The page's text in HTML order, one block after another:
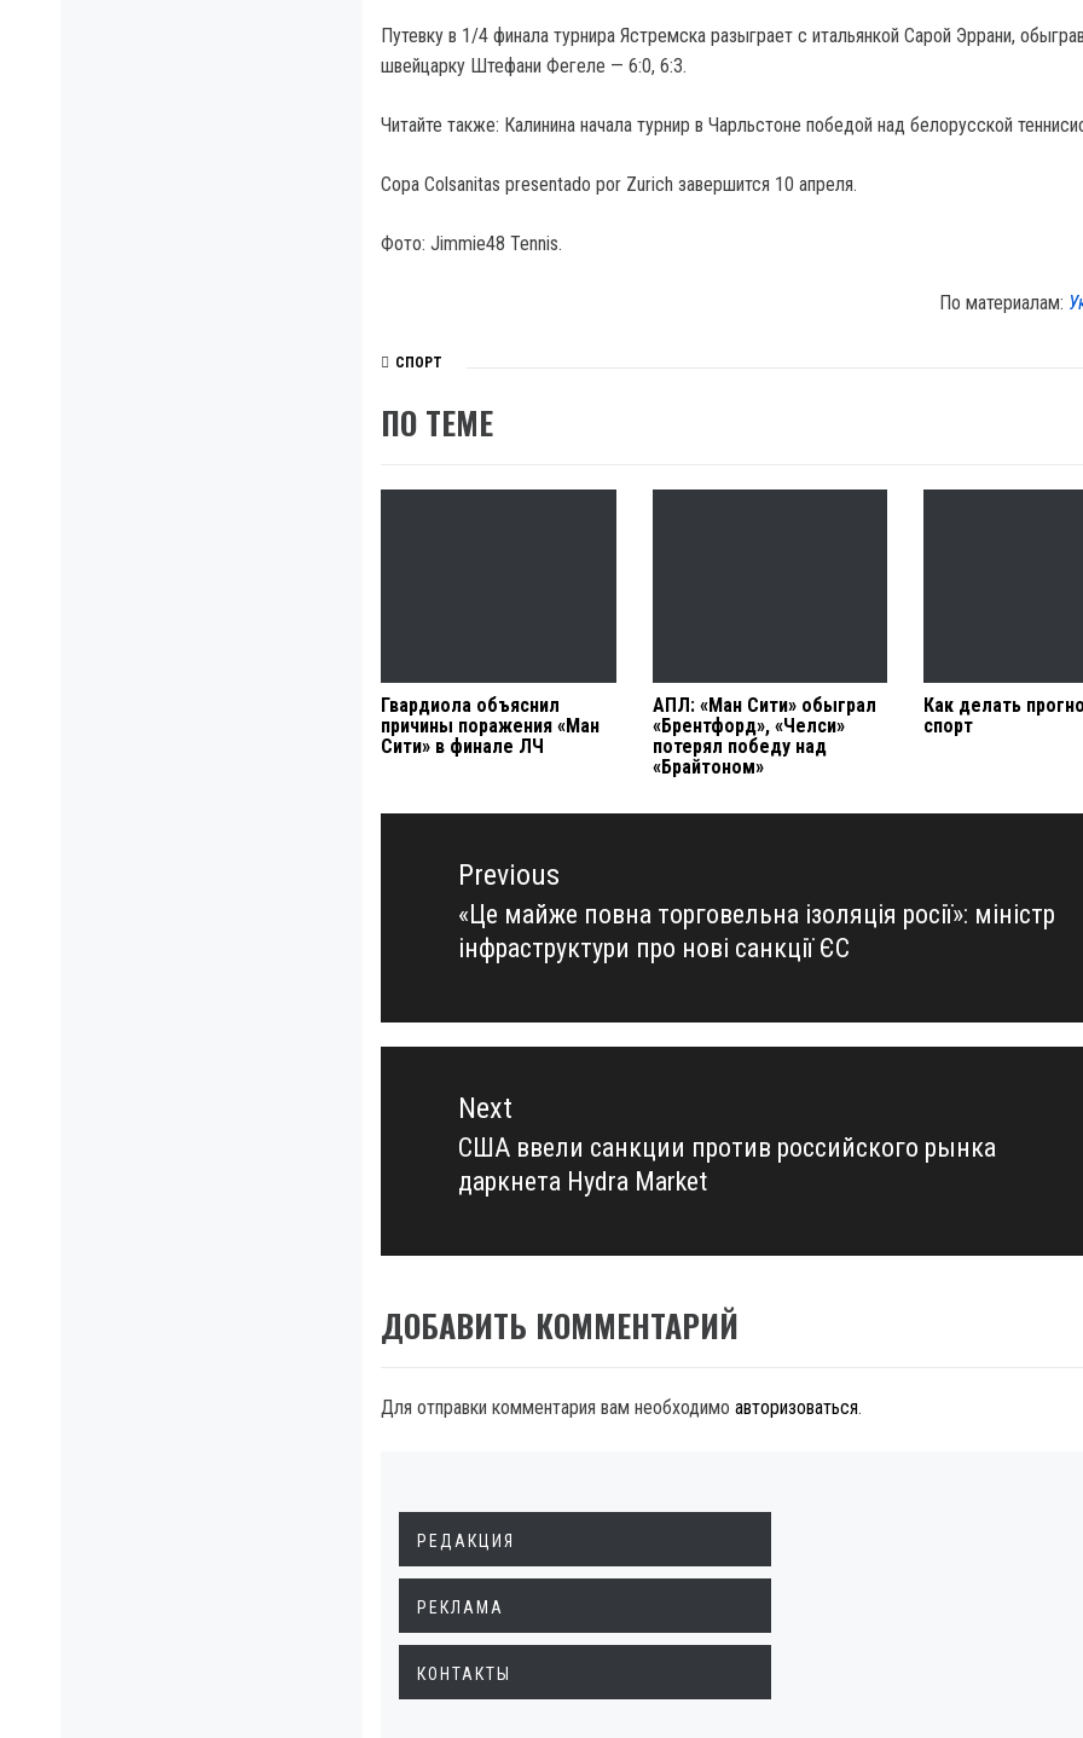
Путевку в 1/4 финала турнира Ястремска разыграет с итальянкой Сарой Эррани,
швейцарку Штефани Фегеле — 6:0, 6:3.
Читайте также: Калинина начала турнир в Чарльстоне победой над белорусской
Copa Colsanitas presentado por Zurich завершится 10 апреля.
Фото: Jimmie48 Tennis.
По материалам:
СПОРТ
ПО ТЕМЕ
Гвардиола объяснил
причины поражения «Ман
Сити» в финале ЛЧ
АПЛ: «Ман Сити» обыграл
«Брентфорд», «Челси»
потерял победу над
«Брайтоном»
Как делать
спорт
Навигация
записямPrevious
Previous
post:
«Це майже повна торговельна ізоляція росії»: міністр
інфраструктури про нові санкції ЄС
Next
Next
post:
США ввели санкции против российского рынка
даркнета Hydra Market
ДОБАВИТЬ КОММЕНТАРИЙ
Для отправки комментария вам необходимо авторизоваться.
РЕДАКЦИЯ
РЕКЛАМА
КОНТАКТЫ